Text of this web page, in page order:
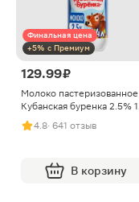
Финальная цена
+5% с Премиум
129.99 ₽
Молоко пастеризованное
Кубанская буренка 2.5%
4.8· 641 отзыв
В корзину